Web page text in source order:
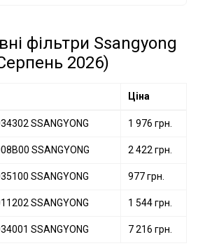
фільтри Ssangyong
2026)
Ціна
SSANGYONG 1 976 грн.
SSANGYONG 2 422 грн.
SSANGYONG 977 грн.
SSANGYONG 1 544 грн.
SSANGYONG 7 216 грн.